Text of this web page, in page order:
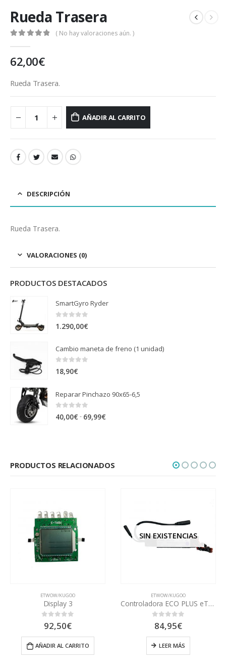
Rueda Trasera
( No hay valoraciones aún. )
62,00€
Rueda Trasera.
AÑADIR AL CARRITO
DESCRIPCIÓN
Rueda Trasera.
VALORACIONES (0)
PRODUCTOS DESTACADOS
SmartGyro Ryder
1.290,00€
Cambio maneta de freno (1 unidad)
0 out of 5
18,90€
Reparar Pinchazo 90x65-6,5
0 out of 5
40,00€ - 69,99€
40,00€
PRODUCTOS RELACIONADOS
ETWOW/KUGOO
Display 3
0out of 5
92,50€
AÑADIR AL CARRITO
SIN EXISTENCIAS
ETWOW/KUGOO
Controladora ECO PLUS eTwow
0out of 5
84,95€
LEER MÁS